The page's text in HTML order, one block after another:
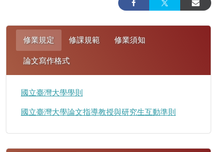
修業規定 修課規範 修業須知
論文寫作格式
國立臺灣大學學則
國立臺灣大學論文指導教授與研究生互動準則